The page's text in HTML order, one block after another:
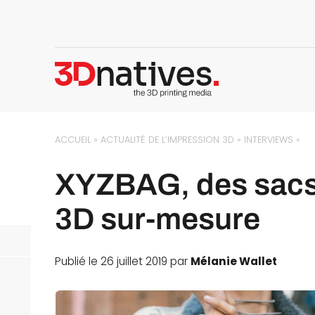
ACCUEIL »ACTUALITÉ DE L’IMPRESSION 3D » INTERVIEWS »
XYZBAG, des
3D sur-mesure
Publié le 26 juillet 2019 par Mélanie Wallet